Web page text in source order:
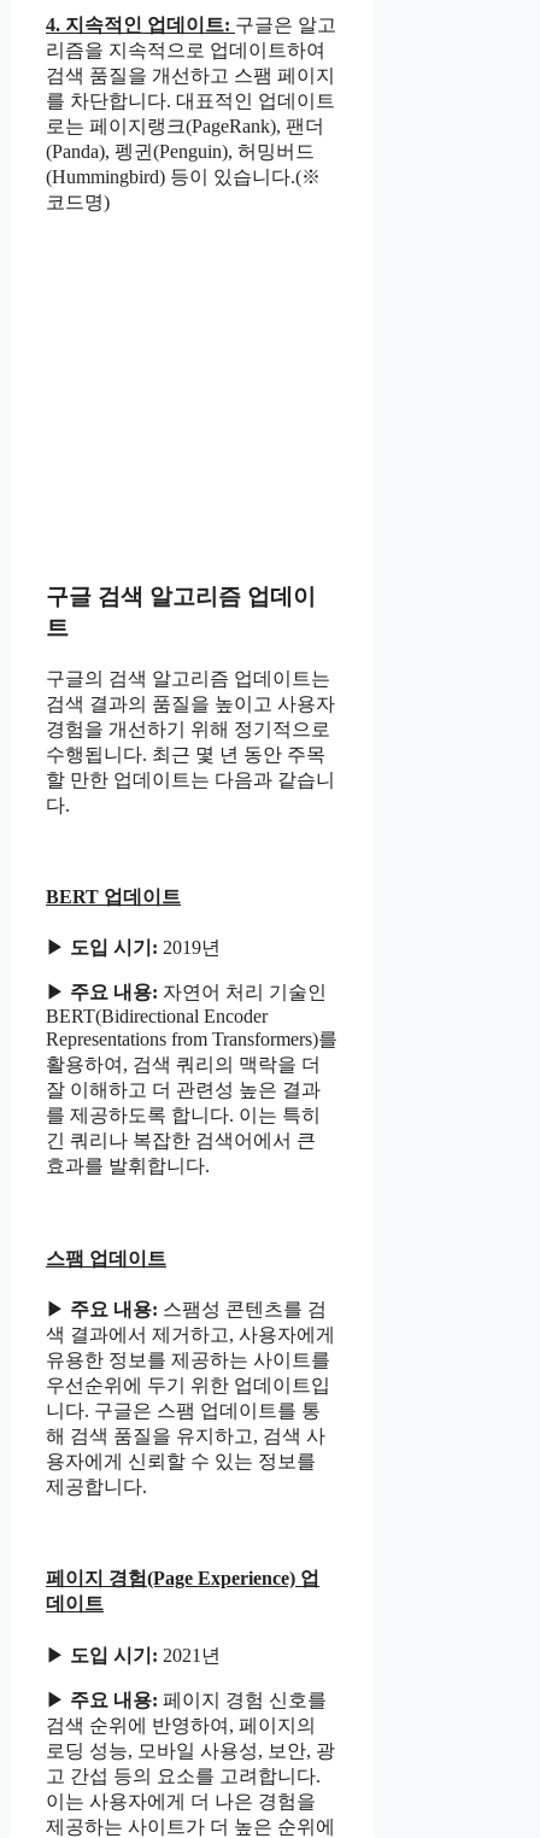
4. 지속적인 업데이트: 구글은 알고
리즘을 지속적으로 업데이트하여
검색 품질을 개선하고 스팸 페이지
를 차단합니다. 대표적인 업데이트
로는 페이지랭크(PageRank), 팬더
(Panda), 펭귄(Penguin), 허밍버드
(Hummingbird) 등이 있습니다.(※
코드명)
구글 검색 알고리즘 업데이
트
구글의 검색 알고리즘 업데이트는
검색 결과의 품질을 높이고 사용자
경험을 개선하기 위해 정기적으로
수행됩니다. 최근 몇 년 동안 주목
할 만한 업데이트는 다음과 같습니
다.
BERT 업데이트
▶ 도입 시기: 2019년
▶ 주요 내용: 자연어 처리 기술인
BERT(Bidirectional Encoder
Representations from Transformers)를
활용하여, 검색 쿼리의 맥락을 더
잘 이해하고 더 관련성 높은 결과
를 제공하도록 합니다. 이는 특히
긴 쿼리나 복잡한 검색어에서 큰
효과를 발휘합니다.
스팸 업데이트
▶ 주요 내용: 스팸성 콘텐츠를 검
색 결과에서 제거하고, 사용자에게
유용한 정보를 제공하는 사이트를
우선순위에 두기 위한 업데이트입
니다. 구글은 스팸 업데이트를 통
해 검색 품질을 유지하고, 검색 사
용자에게 신뢰할 수 있는 정보를
제공합니다.
페이지 경험(Page Experience) 업
데이트
▶ 도입 시기: 2021년
▶ 주요 내용: 페이지 경험 신호를
검색 순위에 반영하여, 페이지의
로딩 성능, 모바일 사용성, 보안, 광
고 간섭 등의 요소를 고려합니다.
이는 사용자에게 더 나은 경험을
제공하는 사이트가 더 높은 순위에